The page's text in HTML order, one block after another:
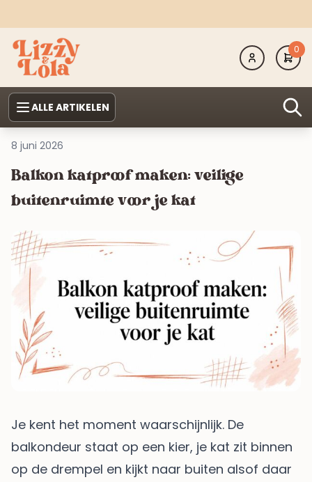
0
ALLE ARTIKELEN
8 juni 2026
Balkon katproof maken: veilige
buitenruimte voor je kat
Je kent het moment waarschijnlijk. De
balkondeur staat op een kier, je kat zit binnen
op de drempel en kijkt naar buiten alsof daar